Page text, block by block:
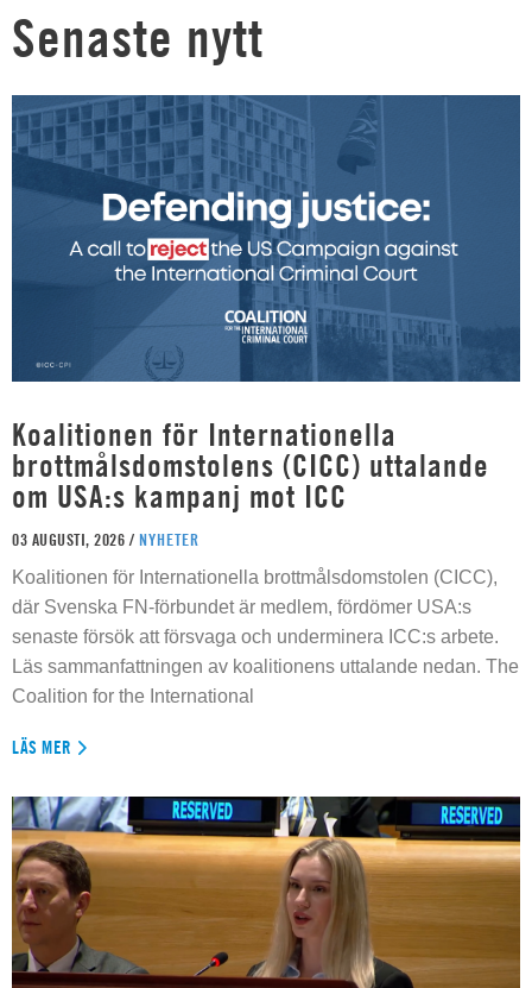
Senaste nytt
Koalitionen för Internationella
brottmålsdomstolens (CICC) uttalande
om USA:s kampanj mot ICC
03 AUGUSTI, 2026 / NYHETER
Koalitionen för Internationella brottmålsdomstolen (CICC),
där Svenska FN-förbundet är medlem, fördömer USA:s
senaste försök att försvaga och underminera ICC:s arbete.
Läs sammanfattningen av koalitionens uttalande nedan. The
Coalition for the International
LÄS MER